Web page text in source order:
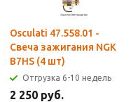
Osculati 47.558.01 -
Свеча зажигания NGK
B7HS (4 шт)
Отгрузка 6-10 недель
2 250 руб.